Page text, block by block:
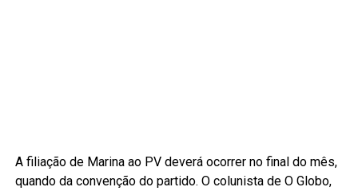
A filiação de Marina ao PV deverá ocorrer no final do mês,
quando da convenção do partido. O colunista de O Globo,